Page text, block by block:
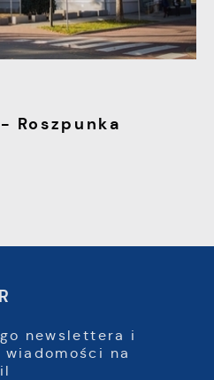
Roszpunka
newslettera i
na